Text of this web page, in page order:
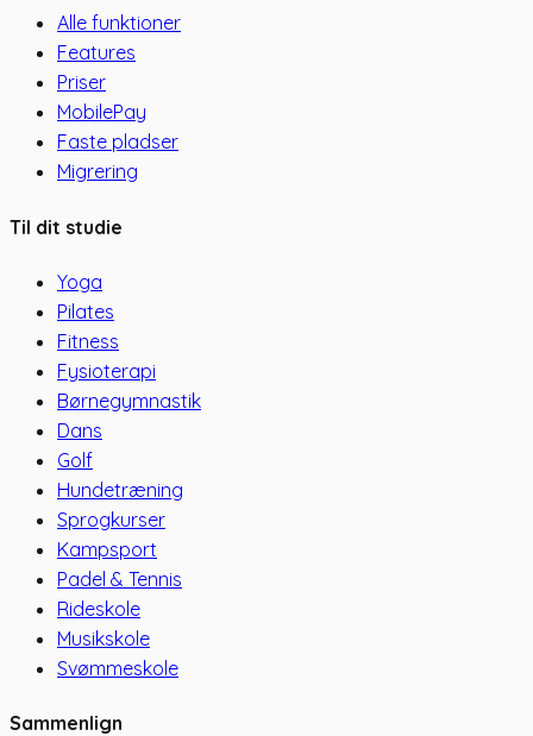
Alle funktioner
Features
Priser
MobilePay
Faste pladser
Migrering
Til dit studie
Yoga
Pilates
Fitness
Fysioterapi
Børnegymnastik
Dans
Golf
Hundetræning
Sprogkurser
Kampsport
Padel & Tennis
Rideskole
Musikskole
Svømmeskole
Sammenlign